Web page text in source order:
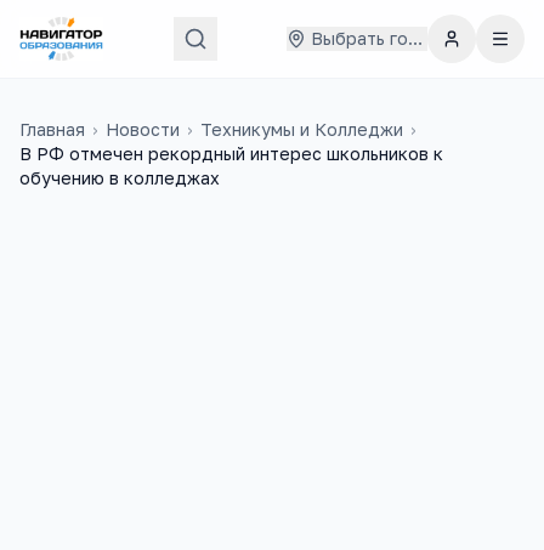
Выбрать город
Главная › Новости › Техникумы и Колледжи ›
В РФ отмечен рекордный интерес школьников к
обучению в колледжах